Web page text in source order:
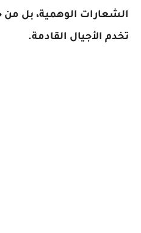
الشعارات الوهمية، بل
تخدم الأجيال القادمة.